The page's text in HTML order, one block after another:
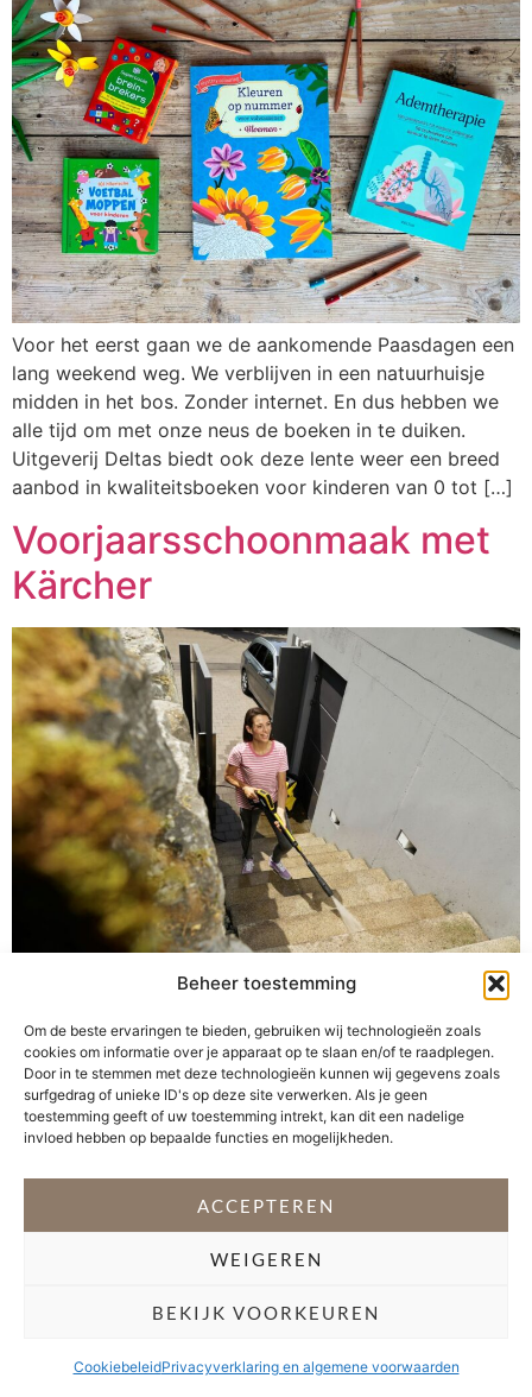
Beheer toestemming
Om de beste ervaringen te bieden, gebruiken wij technologieën zoals
cookies om informatie over je apparaat op te slaan en/of te raadplegen.
Door in te stemmen met deze technologieën kunnen wij gegevens zoals
surfgedrag of unieke ID's op deze site verwerken. Als je geen
toestemming geeft of uw toestemming intrekt, kan dit een nadelige
invloed hebben op bepaalde functies en mogelijkheden.
ACCEPTEREN
WEIGEREN
BEKIJK VOORKEUREN
CookiebeleidPrivacyverklaring en algemene voorwaarden
Voor het eerst gaan we de aankomende Paasdagen een
lang weekend weg. We verblijven in een natuurhuisje
midden in het bos. Zonder internet. En dus hebben we
alle tijd om met onze neus de boeken in te duiken.
Uitgeverij Deltas biedt ook deze lente weer een breed
aanbod in kwaliteitsboeken voor kinderen van 0 tot […]
Voorjaarsschoonmaak met
Kärcher
Heerlijk nu de temperatuur oploopt en het zonnetje zich
steeds vaker laat zien. Lentekriebels geven mij ook een
partij schoonmaakkriebels. Na de winter is het terras én
de vlonder in onze achtertuin behoorlijk groen
uitgeslagen. Gelukkig biedt Kärcher voor iedere klus in
en rondom het huis een krachtpatser van een apparaat.
Voor het verwijderen van […]
←vorige Volgende→
Copyright 2026 Stéfani Warning – Privacyverklaring